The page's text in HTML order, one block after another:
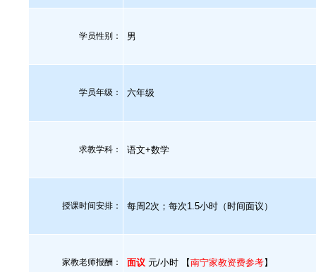
学员性别： 男
学员年级： 六年级
求教学科： 语文+数学
授课时间安排： 每周2次；每次1.5小时（时间面议）
家教老师报酬： 面议 元/小时 【南宁家教资费参考】